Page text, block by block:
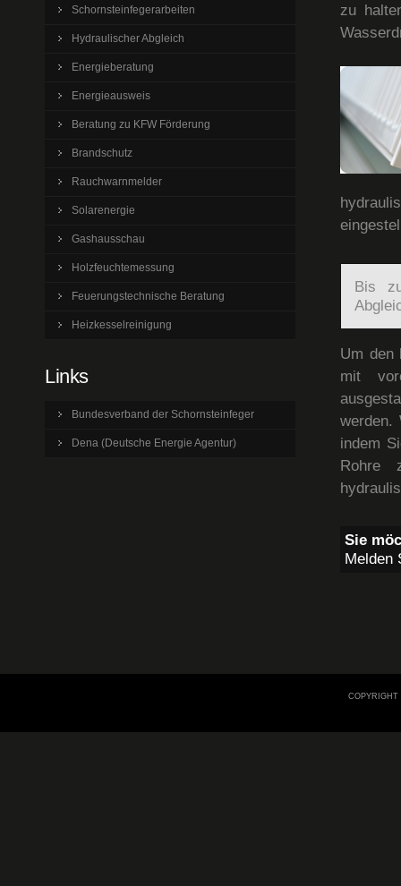
zu
Bis
Um den
mit
werden.
indem
Rohre
Sie
Melden
Schornsteinfegerarbeiten
Hydraulischer Abgleich
Energieberatung
Energieausweis
Beratung zu KFW Förderung
Brandschutz
Rauchwarnmelder
Solarenergie
Gashausschau
Holzfeuchtemessung
Feuerungstechnische Beratung
Heizkesselreinigung
Links
Bundesverband der Schornsteinfeger
Dena (Deutsche Energie Agentur)
COPYRIGHT